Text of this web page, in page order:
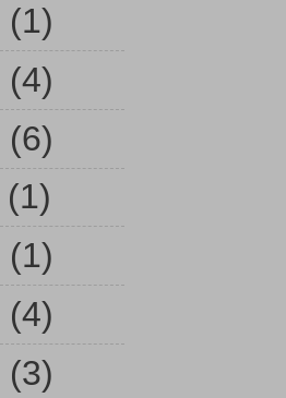
(1)
(4)
(6)
(1)
(1)
(4)
(3)